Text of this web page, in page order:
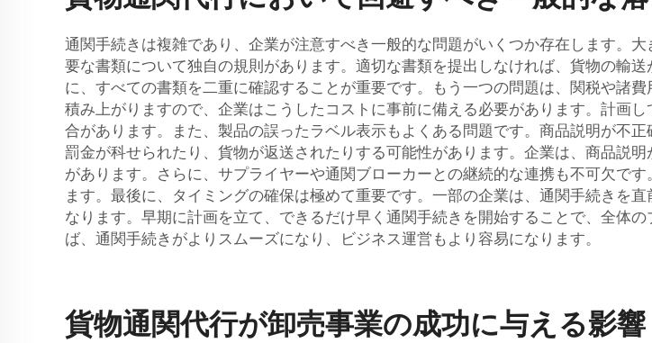
通関手続きは複雑であり、企業が注意すべき一般的な問題がいくつか存在します。
要な書類について独自の規則があります。適切な書類を提出しなければ、貨物の輸
に、すべての書類を二重に確認することが重要です。もう一つの問題は、関税や諸
積み上がりますので、企業はこうしたコストに事前に備える必要があります。計画
合があります。また、製品の誤ったラベル表示もよくある問題です。商品説明が不
罰金が科せられたり、貨物が返送されたりする可能性があります。企業は、商品説
があります。さらに、サプライヤーや通関ブローカーとの継続的な連携も不可欠で
ます。最後に、タイミングの確保は極めて重要です。一部の企業は、通関手続きを
なります。早期に計画を立て、できるだけ早く通関手続きを開始することで、全体
ば、通関手続きがよりスムーズになり、ビジネス運営もより容易になります。
貨物通関代行が卸売事業の成功に与える影響